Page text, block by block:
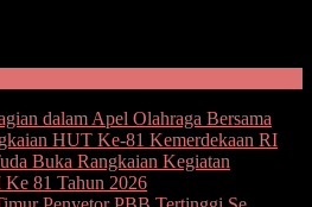
dalam Apel Olahraga Bersama
HUT Ke-81 Kemerdekaan RI
Buka Rangkaian Kegiatan
81 Tahun 2026